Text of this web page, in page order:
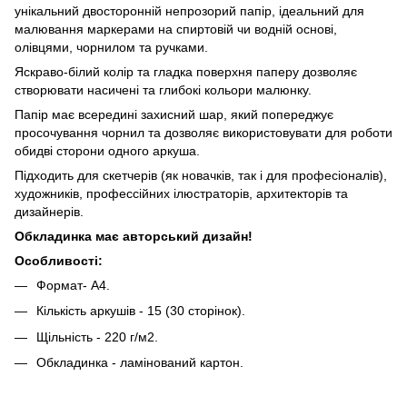
унікальний двосторонній непрозорий папір, ідеальний для
малювання маркерами на спиртовій чи водній основі,
олівцями, чорнилом та ручками.
Яскраво-білий колір та гладка поверхня паперу дозволяє
створювати насичені та глибокі кольори малюнку.
Папір має всередині захисний шар, який попереджує
просочування чорнил та дозволяє використовувати для роботи
обидві сторони одного аркуша.
Підходить для скетчерів (як новачків, так і для професіоналів),
художників, профессійних ілюстраторів, архитекторів та
дизайнерів.
Обкладинка має авторський дизайн!
Особливості:
Формат- А4.
Кількість аркушів - 15 (30 сторінок).
Щільність - 220 г/м2.
Обкладинка - ламінований картон.